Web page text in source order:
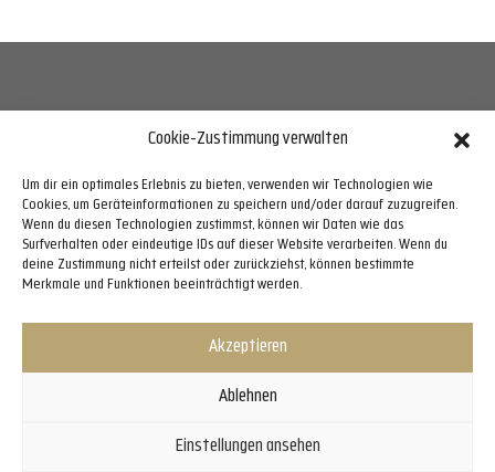
Cookie-Zustimmung verwalten
Um dir ein optimales Erlebnis zu bieten, verwenden wir Technologien wie
Cookies, um Geräteinformationen zu speichern und/oder darauf zuzugreifen.
Wenn du diesen Technologien zustimmst, können wir Daten wie das
Surfverhalten oder eindeutige IDs auf dieser Website verarbeiten. Wenn du
deine Zustimmung nicht erteilst oder zurückziehst, können bestimmte
Merkmale und Funktionen beeinträchtigt werden.
Akzeptieren
Ablehnen
Einstellungen ansehen
Telefon 0431 72 00 33 70,
info@suennergie.de
Bürozeiten: Mo–Do 07.30 Uhr–17.00 Uhr,Fr
07.30 Uhr–13.00 Uhr,Sa–So geschlossen